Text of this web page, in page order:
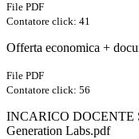
File PDF
Contatore click: 41
Offerta economica +
File PDF
Contatore click: 56
INCARICO DOCENTE
Generation Labs.pdf